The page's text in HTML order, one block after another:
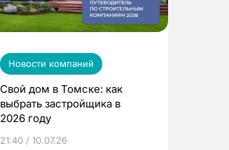
Новости компаний
Свой дом в Томске: как
выбрать застройщика в
2026 году
21:40 / 10.07.26